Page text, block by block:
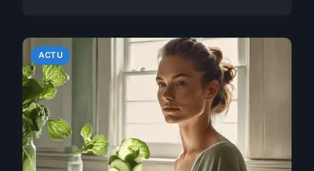
ACTU